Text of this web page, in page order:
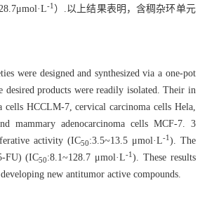
-1 ）.以上结果表明，含稠杂环单元
were designed and synthesized via a one-pot
desired products were readily isolated. Their in
HCCLM-7, cervical carcinoma cells Hela,
mammary adenocarcinoma cells MCF-7. 3
activity (IC50:3.5~13.5 μmol·L-1 ). The
FU) (IC50:8.1~128.7 μmol·L-1). These results
new antitumor active compounds.